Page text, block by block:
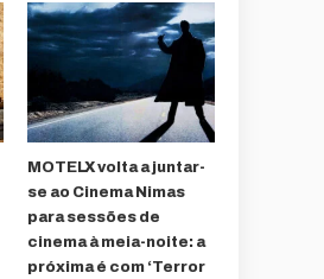
MOTELX volta a juntar-
se ao Cinema Nimas
para sessões de
cinema à meia-noite: a
próxima é com ‘Terror